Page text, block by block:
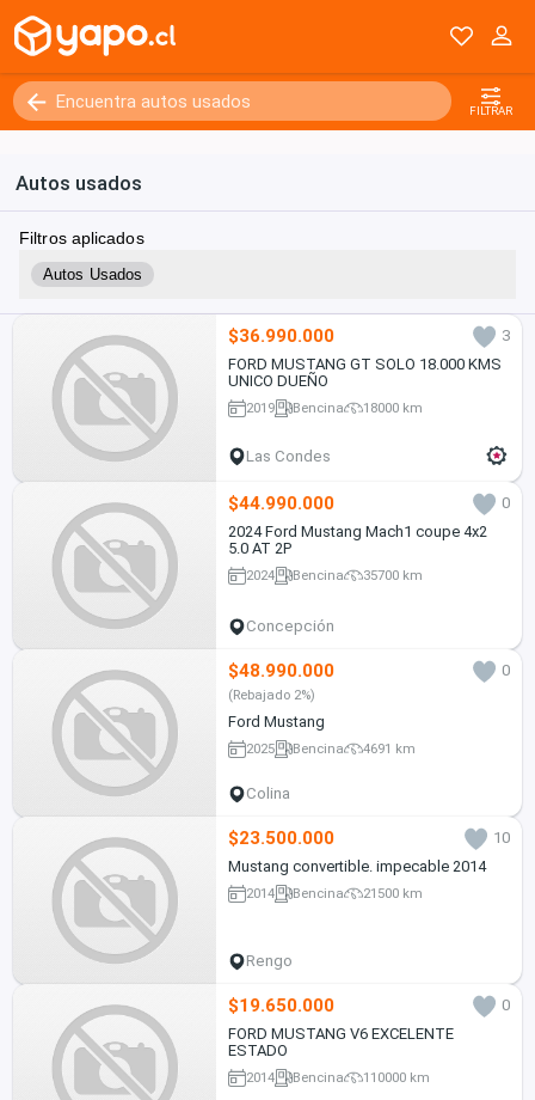
FILTRAR
Autos usados
Filtros aplicados
Autos Usados
$36.990.000
3
FORD MUSTANG GT SOLO 18.000 KMS
UNICO DUEÑO
2019 Bencina 18000 km
Las Condes
$44.990.000
0
2024 Ford Mustang Mach1 coupe 4x2
5.0 AT 2P
2024 Bencina 35700 km
Concepción
$48.990.000 0
(Rebajado 2%)
Ford Mustang
2025 Bencina 4691 km
Colina
$23.500.000
10
Mustang convertible. impecable 2014
2014 Bencina 21500 km
Rengo
$19.650.000
0
FORD MUSTANG V6 EXCELENTE
ESTADO
2014 Bencina 110000 km